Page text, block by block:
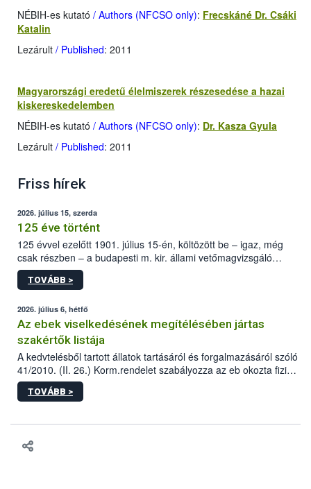
NÉBIH-es kutató / Authors (NFCSO only): Frecskáné Dr. Csáki
Katalin
Lezárult / Published: 2011
Magyarországi eredetű élelmiszerek részesedése a hazai
kiskereskedelemben
NÉBIH-es kutató / Authors (NFCSO only): Dr. Kasza Gyula
Lezárult / Published: 2011
Friss hírek
2026. július 15, szerda
125 éve történt
125 évvel ezelőtt 1901. július 15-én, költözött be – igaz, még
csak részben – a budapesti m. kir. állami vetőmagvizsgáló
állomás a Kis Rókus utca 15. szám alatti, Czigler Győző által
tervezett új épületébe.
TOVÁBB >
2026. július 6, hétfő
Az ebek viselkedésének megítélésében jártas
szakértők listája
A kedvtelésből tartott állatok tartásáról és forgalmazásáról szóló
41/2010. (II. 26.) Korm.rendelet szabályozza az eb okozta fizikai
sérülés, illetve ennek veszélye keletkezésekor felmerülő
hatósági feladatokat, valamint a veszélyes eb tartását és annak
vonni az ebek viselkedésének megítélésében jártas szakértőt.
TOVÁBB >